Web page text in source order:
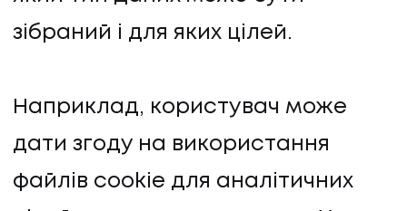
зібраний і для яких цілей.
Наприклад, користувач може
дати згоду на використання
файлів cookie для аналітичних